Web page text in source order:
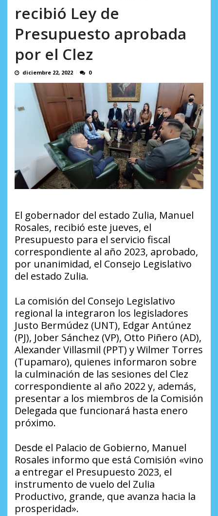
AGOSTO 7, 2026
recibió Ley de
Presupuesto aprobada
por el Clez
diciembre 22, 2022 0
El gobernador del estado Zulia, Manuel
Rosales, recibió este jueves, el
Presupuesto para el servicio fiscal
correspondiente al año 2023, aprobado,
por unanimidad, el Consejo Legislativo
del estado Zulia.
La comisión del Consejo Legislativo
regional la integraron los legisladores
Justo Bermúdez (UNT), Edgar Antúnez
(PJ), Jober Sánchez (VP), Otto Piñero (AD),
Alexander Villasmil (PPT) y Wilmer Torres
(Tupamaro), quienes informaron sobre
la culminación de las sesiones del Clez
correspondiente al año 2022 y, además,
presentar a los miembros de la Comisión
Delegada que funcionará hasta enero
próximo.
Desde el Palacio de Gobierno, Manuel
Rosales informo que está Comisión «vino
a entregar el Presupuesto 2023, el
instrumento de vuelo del Zulia
Productivo, grande, que avanza hacia la
prosperidad».